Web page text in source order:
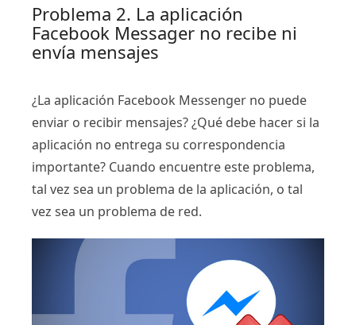
Problema 2. La aplicación
Facebook Messager no recibe ni
envía mensajes
¿La aplicación Facebook Messenger no puede
enviar o recibir mensajes? ¿Qué debe hacer si la
aplicación no entrega su correspondencia
importante? Cuando encuentre este problema,
tal vez sea un problema de la aplicación, o tal
vez sea un problema de red.